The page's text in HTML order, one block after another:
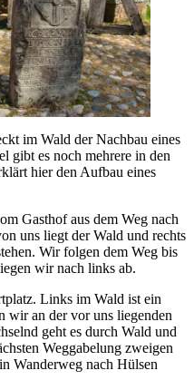
im Wald der Nachbau eines
gibt es noch mehrere in den
hier den Aufbau eines
Gasthof aus dem Weg nach
uns liegt der Wald und rechts
Wir folgen dem Weg bis
wir nach links ab.
Links im Wald ist ein
wir an der vor uns liegenden
geht es durch Wald und
Weggabelung zweigen
Wanderweg nach Hülsen